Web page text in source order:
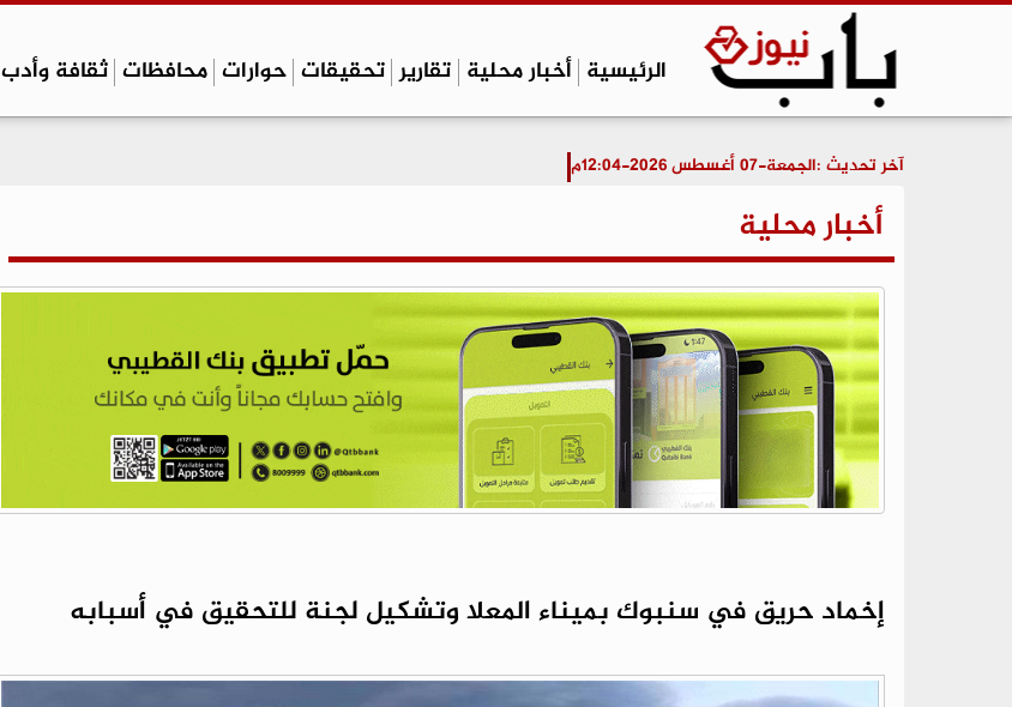
الرئيسية أخبار محلية تقارير تحقيقات حوارات محافظات ثقافة وأدب
آخر تحديث :الجمعة-07 أغسطس 2026-12:04م
أخبار محلية
إخماد حريق في سنبوك بميناء المعلا وتشكيل لجنة للتحقيق في أسبابه